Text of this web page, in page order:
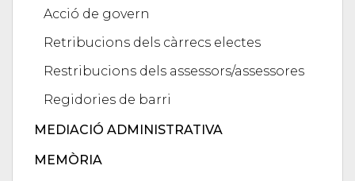
Acció de govern
Retribucions dels càrrecs electes
Restribucions dels assessors/assessores
Regidories de barri
MEDIACIÓ ADMINISTRATIVA
MEMÒRIA